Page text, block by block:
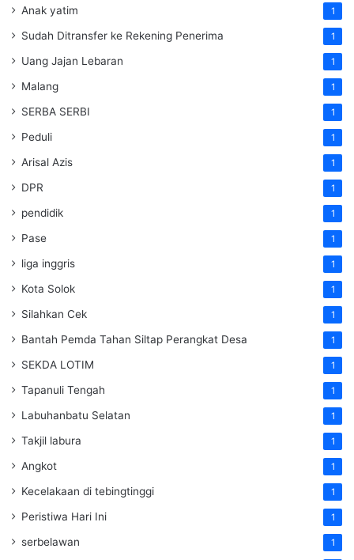
Anak yatim 1
Sudah Ditransfer ke Rekening Penerima 1
Uang Jajan Lebaran 1
Malang 1
SERBA SERBI 1
Peduli 1
Arisal Azis 1
DPR 1
pendidik 1
Pase 1
liga inggris 1
Kota Solok 1
Silahkan Cek 1
Bantah Pemda Tahan Siltap Perangkat Desa 1
SEKDA LOTIM 1
Tapanuli Tengah 1
Labuhanbatu Selatan 1
Takjil labura 1
Angkot 1
Kecelakaan di tebingtinggi 1
Peristiwa Hari Ini 1
serbelawan 1